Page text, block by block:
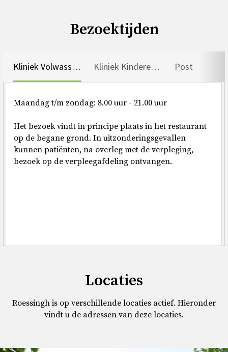
Bezoektijden
Kliniek Volwassenen Kliniek Kinderen en Jongeren Post
Maandag t/m zondag: 8.00 uur - 21.00 uur
Het bezoek vindt in principe plaats in het restaurant
op de begane grond. In uitzonderingsgevallen
kunnen patiënten, na overleg met de verpleging,
bezoek op de verpleegafdeling ontvangen.
Locaties
Roessingh is op verschillende locaties actief. Hieronder
vindt u de adressen van deze locaties.